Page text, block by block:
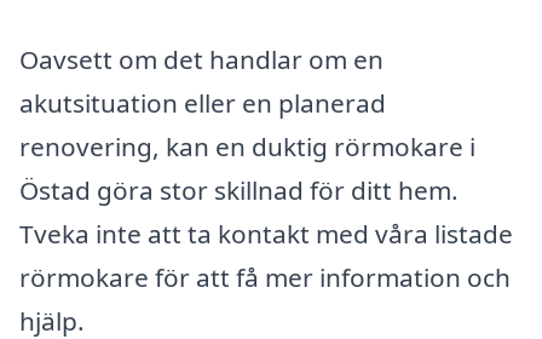
Oavsett om det handlar om en
akutsituation eller en planerad
renovering, kan en duktig rörmokare i
Östad göra stor skillnad för ditt hem.
Tveka inte att ta kontakt med våra listade
rörmokare för att få mer information och
hjälp.